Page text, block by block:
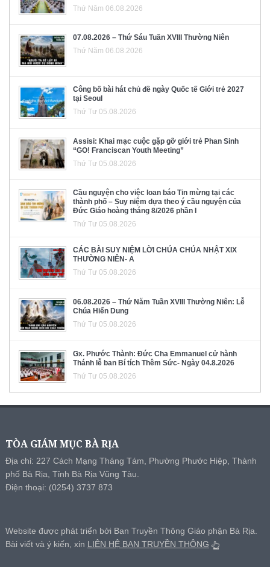
Thứ Năm 06.08.2026
07.08.2026 – Thứ Sáu Tuần XVIII Thường Niên
Thứ Năm 06.08.2026
Công bố bài hát chủ đề ngày Quốc tế Giới trẻ 2027
tại Seoul
Thứ Tư 05.08.2026
Assisi: Khai mạc cuộc gặp gỡ giới trẻ Phan Sinh
“GO! Franciscan Youth Meeting”
Thứ Tư 05.08.2026
Cầu nguyện cho việc loan báo Tin mừng tại các
thành phố – Suy niệm dựa theo ý cầu nguyện của
Đức Giáo hoàng tháng 8/2026 phần I
Thứ Tư 05.08.2026
CÁC BÀI SUY NIỆM LỜI CHÚA CHÚA NHẬT XIX
THƯỜNG NIÊN- A
Thứ Tư 05.08.2026
06.08.2026 – Thứ Năm Tuần XVIII Thường Niên: Lễ
Chúa Hiển Dung
Thứ Tư 05.08.2026
Gx. Phước Thành: Đức Cha Emmanuel cử hành
Thánh lễ ban Bí tích Thêm Sức- Ngày 04.8.2026
Thứ Tư 05.08.2026
TÒA GIÁM MỤC BÀ RỊA
Địa chỉ: 227 Cách Mạng Tháng Tám, Phường Phước Hiệp, Thành
phố Bà Rịa, Tỉnh Bà Rịa Vũng Tàu.
Điện thoại: (0254) 3737 873
Website được phát triển bởi Ban Truyền Thông Giáo phận Bà Rịa.
Bài viết và ý kiến, xin LIÊN HỆ BAN TRUYỀN THÔNG